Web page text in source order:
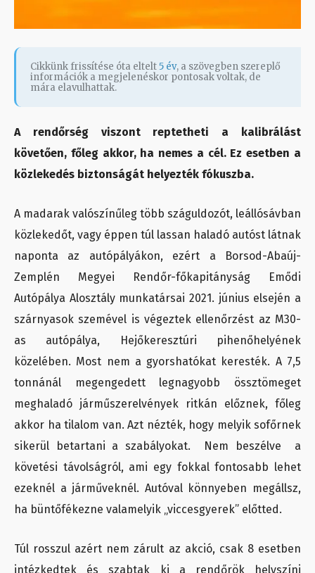
Cikkünk frissítése óta eltelt5 év, a szövegben szereplő
információk a megjelenéskor pontosak voltak, de
mára elavulhattak.
A rendőrség viszont reptetheti a kalibrálást
követően, főleg akkor, ha nemes a cél. Ez esetben a
közlekedés biztonságát helyezték fókuszba.
A madarak valószínűleg több száguldozót, leállósávban
közlekedőt, vagy éppen túl lassan haladó autóst látnak
naponta az autópályákon, ezért a Borsod-Abaúj-
Zemplén Megyei Rendőr-főkapitányság Emődi
Autópálya Alosztály munkatársai 2021. június elsején a
szárnyasok szemével is végeztek ellenőrzést az M30-
as autópálya, Hejőkeresztúri pihenőhelyének
közelében. Most nem a gyorshatókat keresték. A 7,5
tonnánál megengedett legnagyobb össztömeget
meghaladó járműszerelvények ritkán előznek, főleg
akkor ha tilalom van. Azt nézték, hogy melyik sofőrnek
sikerül betartani a szabályokat. Nem beszélve a
követési távolságról, ami egy fokkal fontosabb lehet
ezeknél a járműveknél. Autóval könnyeben megállsz,
ha büntőfékezne valamelyik „viccesgyerek” előtted.
Túl rosszul azért nem zárult az akció, csak 8 esetben
intézkedtek és szabtak ki a rendőrök helyszíni